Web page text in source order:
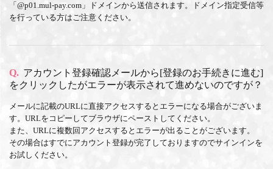
「@p01.mul-pay.com」ドメインから送信されます。ドメイン指定受信等
を行っている方はご注意ください。
Q. アカウント登録確認メールから[登録のお手続きに進む]
をクリックしたがエラーが表示されて進めないのですが？
メールに記載のURLに直接アクセスするとエラーになる場合がございま
す。URLをコピーしてブラウザにペーストしてください。
また、URLに複数回アクセスするとエラーが出ることがございます。
その場合はすでにアカウント登録が完了しておりますのでサインインを
お試しください。